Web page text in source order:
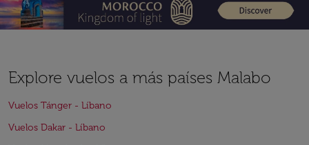
Explore vuelos a más países Malabo
Vuelos Tánger - Líbano
Vuelos Dakar - Líbano